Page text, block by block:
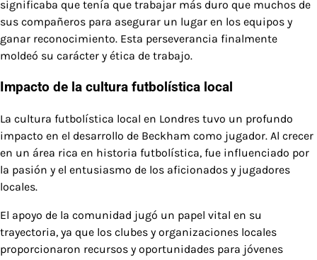
significaba que tenía que trabajar más duro que muchos de
sus compañeros para asegurar un lugar en los equipos y
ganar reconocimiento. Esta perseverancia finalmente
moldeó su carácter y ética de trabajo.
Impacto de la cultura futbolística local
La cultura futbolística local en Londres tuvo un profundo
impacto en el desarrollo de Beckham como jugador. Al crecer
en un área rica en historia futbolística, fue influenciado por
la pasión y el entusiasmo de los aficionados y jugadores
locales.
El apoyo de la comunidad jugó un papel vital en su
trayectoria, ya que los clubes y organizaciones locales
proporcionaron recursos y oportunidades para jóvenes